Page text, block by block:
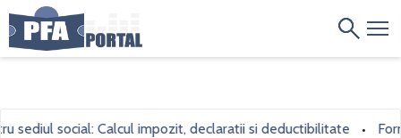
social: Calcul impozit, declaratii si deductibilitate •